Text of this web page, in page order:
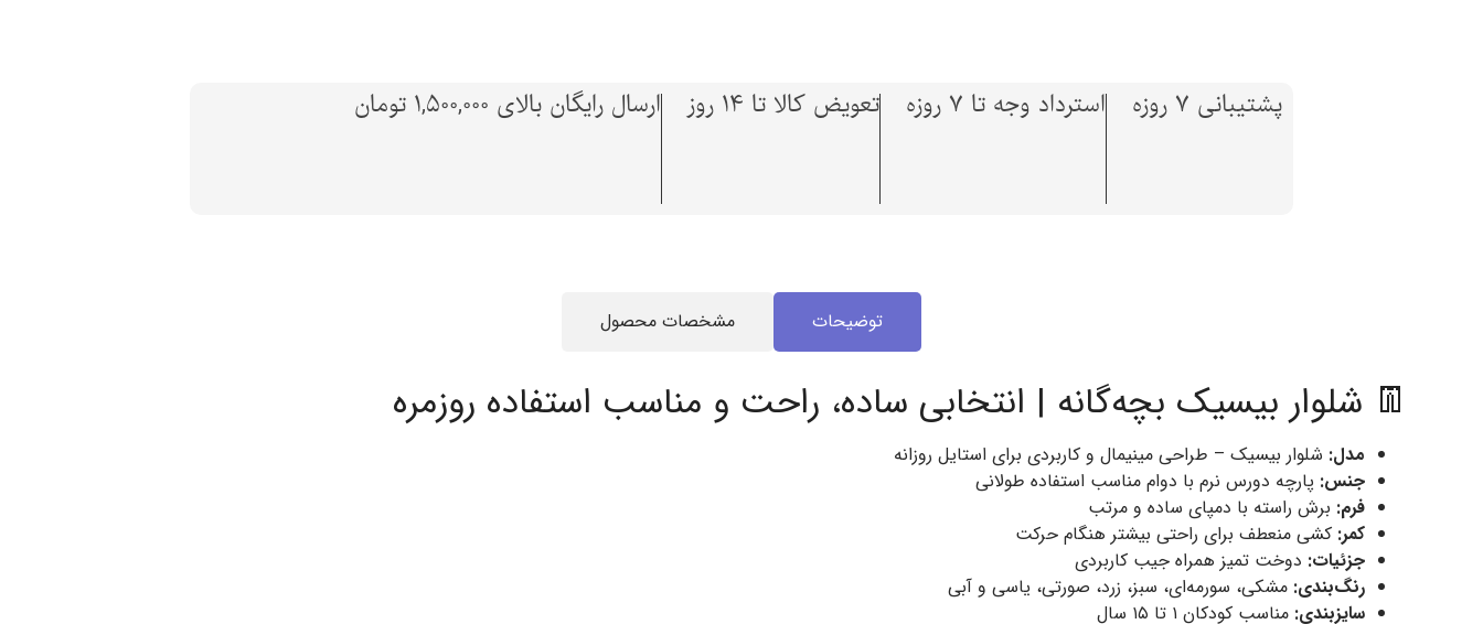
پشتیبانی 7 روزه استرداد وجه تا 7 روزه تعویض کالا تا 14 روز ارسال رایگان بالای 1,500,000 تومان
توضیحات مشخصات محصول
👖 شلوار بیسیک بچه‌گانه | انتخابی ساده، راحت و مناسب استفاده روزمره
مدل: شلوار بیسیک – طراحی مینیمال و کاربردی برای استایل روزانه
جنس: پارچه دورس نرم با دوام مناسب استفاده طولانی
فرم: برش راسته با دمپای ساده و مرتب
کمر: کشی منعطف برای راحتی بیشتر هنگام حرکت
جزئیات: دوخت تمیز همراه جیب کاربردی
رنگ‌بندی: مشکی، سورمه‌ای، سبز، زرد، صورتی، یاسی و آبی
سایزبندی: مناسب کودکان ۱ تا ۱۵ سال